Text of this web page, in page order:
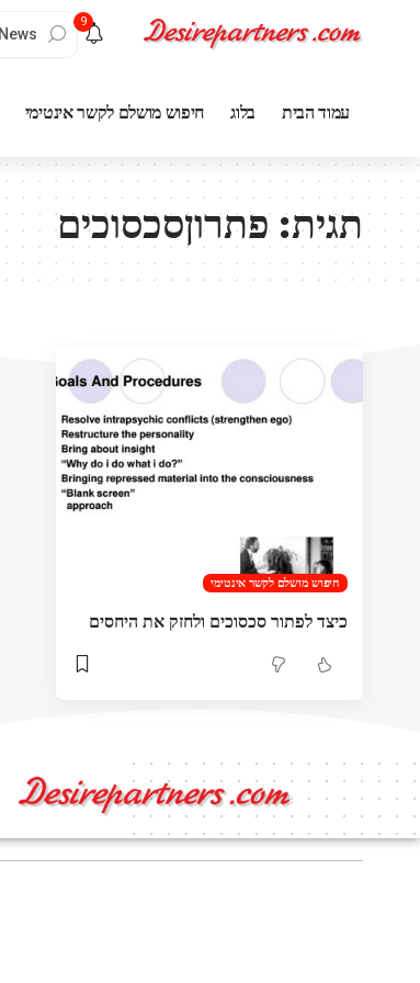
9
עמוד הבית בלוג חיפוש מושלם לקשר אינטימי
תגית:פתרוןסכסוכים
חיפוש מושלם לקשר אינטימי
כיצד לפתור סכסוכים ולחזק את היחסים